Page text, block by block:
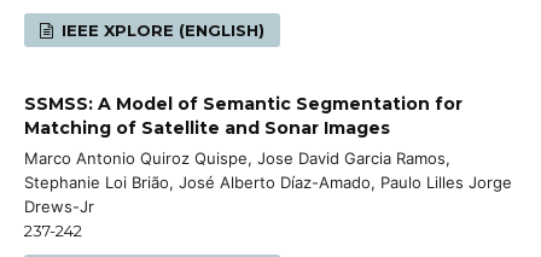
IEEE XPLORE (ENGLISH)
SSMSS: A Model of Semantic Segmentation for
Matching of Satellite and Sonar Images
Marco Antonio Quiroz Quispe, Jose David Garcia Ramos,
Stephanie Loi Brião, José Alberto Díaz-Amado, Paulo Lilles Jorge
Drews-Jr
237-242